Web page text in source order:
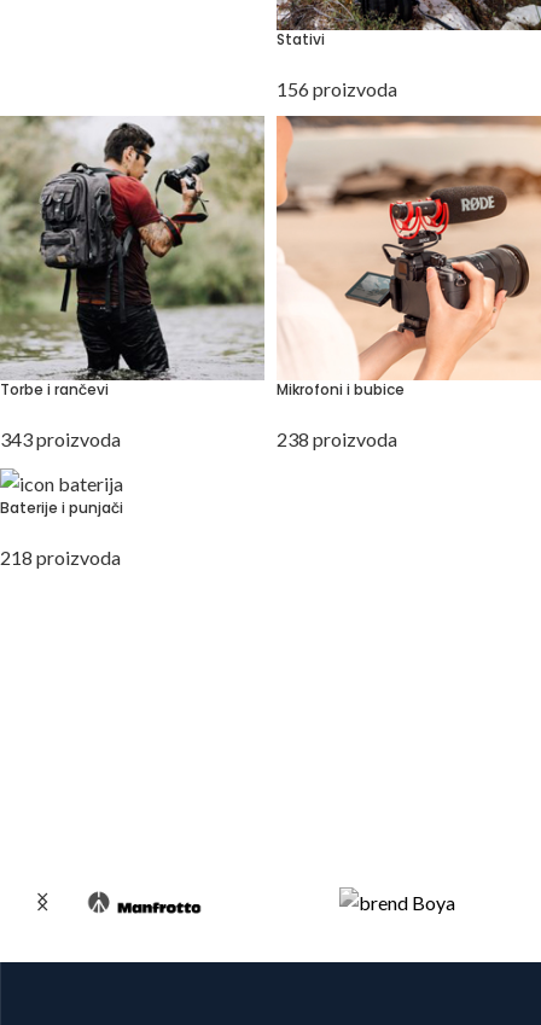
Stativi
156 proizvoda
Torbe i rančevi
343 proizvoda
Mikrofoni i bubice
238 proizvoda
Baterije i punjači
218 proizvoda